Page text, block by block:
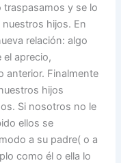
traspasamos y se lo
hijos. En
relación: algo
aprecio,
anterior. Finalmente
hijos
Si nosotros no le
ellos se
a su padre( o a
como él o ella lo